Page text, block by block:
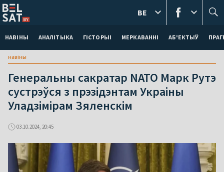
НАВІНЫ АНАЛІТЫКА ГІСТОРЫІ МЕРКАВАННI АБ'ЕКТЫЎ
BE
навіны
Генеральны сакратар NATO Марк Рутэ
сустрэўся з прэзідэнтам Украіны
Уладзімірам Зяленскім
03.10.2024, 20:45